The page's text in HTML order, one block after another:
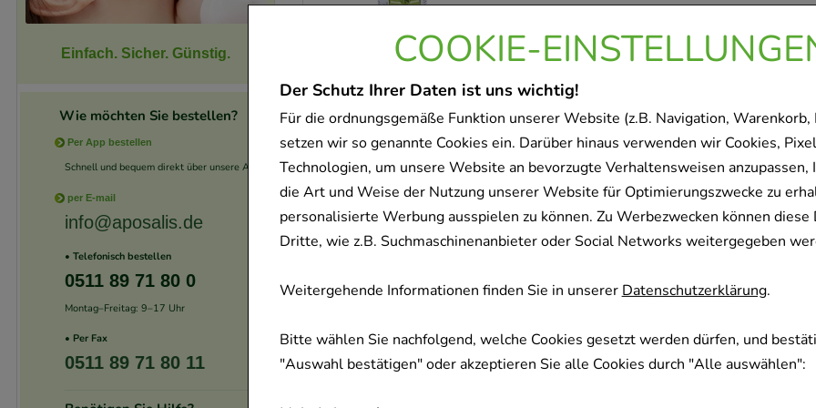
COOKIE-
Der Schutz Ihrer Daten ist uns wichtig!
Für die ordnungsgemäße Funktion unserer Website (z.B. Navigation, Warenkorb,
setzen wir so genannte Cookies ein. Darüber hinaus verwenden wir Cookies,
Technologien, um unsere Website an bevorzugte Verhaltensweisen anzupassen,
die Art und Weise der Nutzung unserer Website für Optimierungszwecke zu
personalisierte Werbung ausspielen zu können. Zu Werbezwecken können diese
Dritte, wie z.B. Suchmaschinenanbieter oder Social Networks weitergegeben
Weitergehende Informationen finden Sie in unsererDatenschutzerklärung.
Bitte wählen Sie nachfolgend, welche Cookies gesetzt werden dürfen, und
"Auswahl bestätigen" oder akzeptieren Sie alle Cookies durch "Alle auswählen":
Sofort lieferbar
BELLIS KOMPLEX Nr.164
NESTMANN Pharma GmbH
50ml
Dilution
01909824
-29%
CACTUS H 240 Tropfen
NESTMANN Pharma GmbH
-29%
Einfach. Sicher. Günstig.
Wie möchten Sie bestellen?
Per App bestellen
Schnell und bequem direkt über unsere App.
per E-mail
info@aposalis.de
• Telefonisch bestellen
0511 89 71 80 0
Montag–Freitag: 9–17 Uhr
• Per Fax
0511 89 71 80 11